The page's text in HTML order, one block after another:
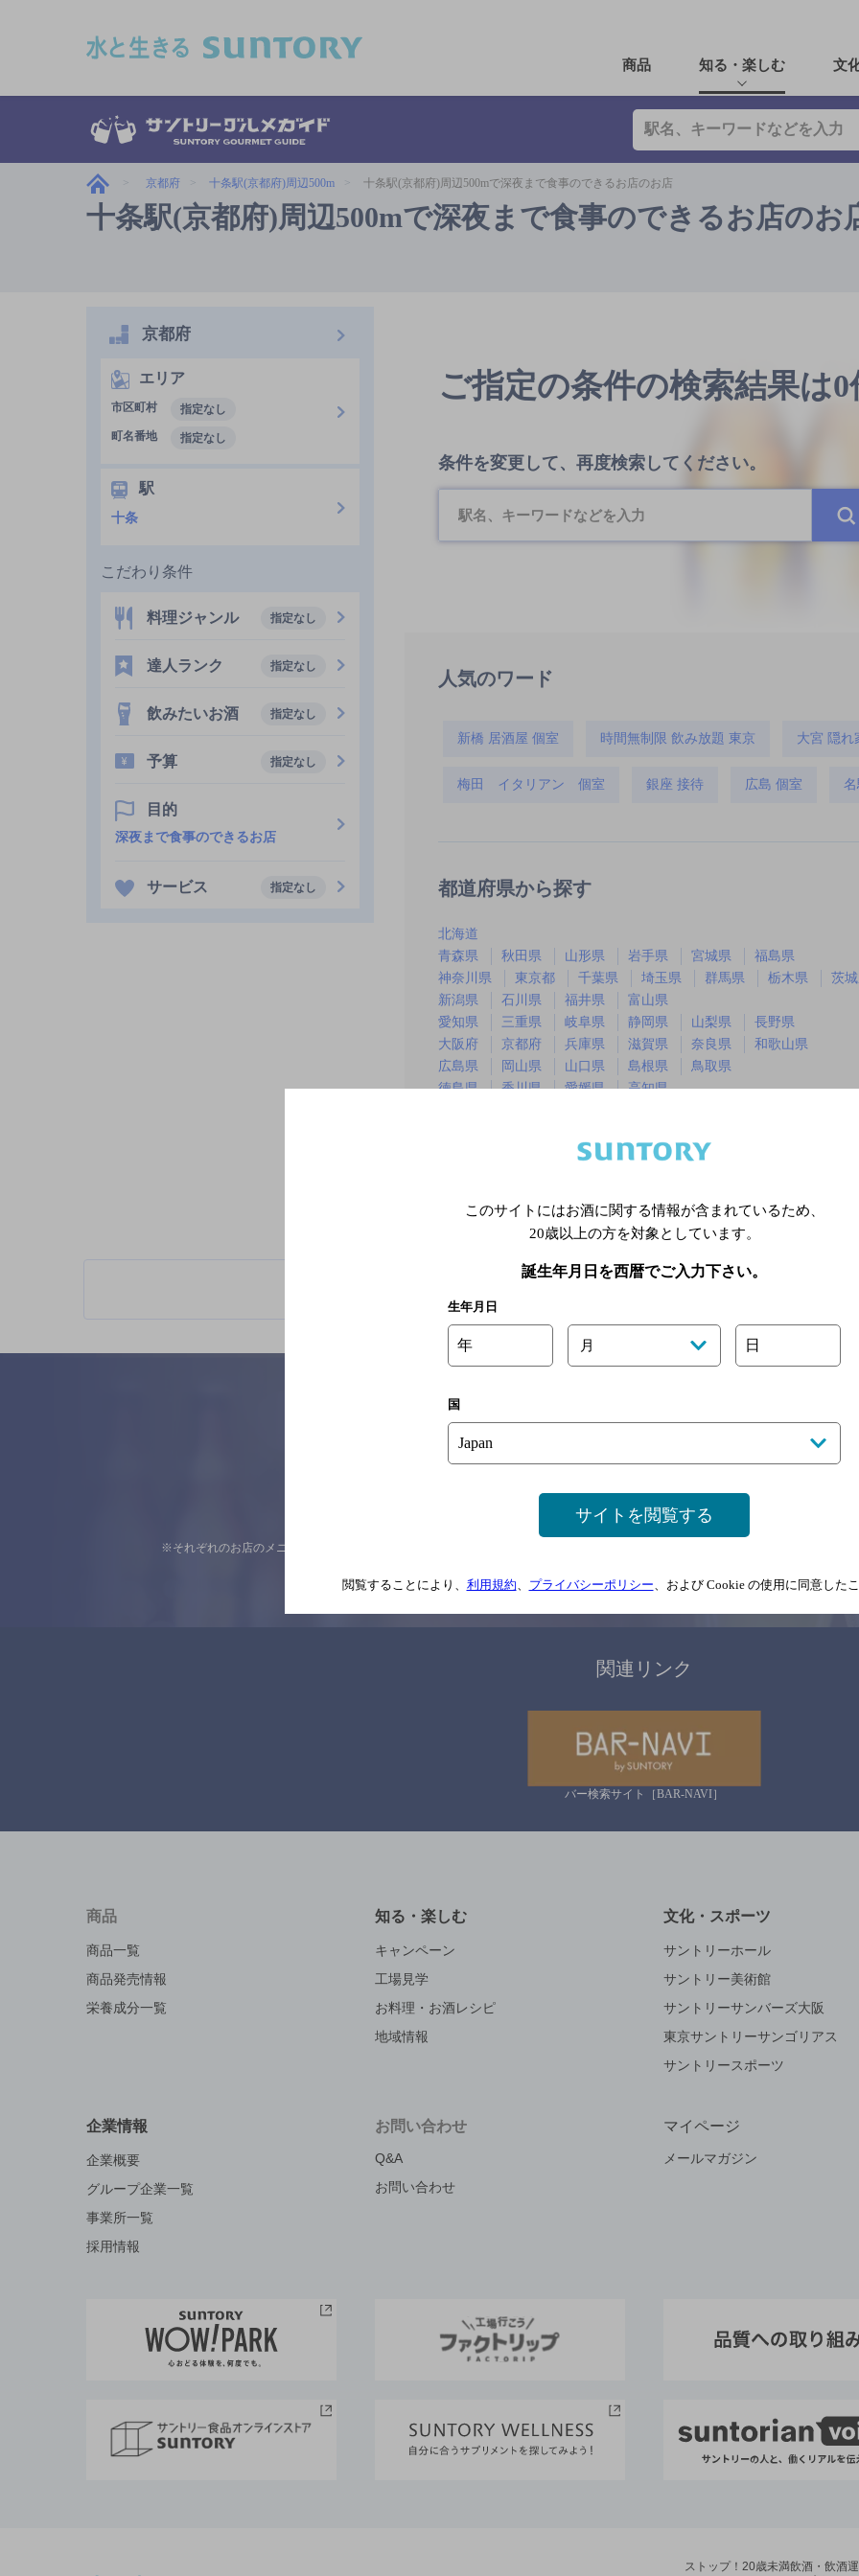
商品 知る・楽しむ 文
京都府 十条駅(京都府)周辺500m 十条駅(京都府)周辺500mで深夜まで食事のできるお店のお店
十条駅(京都府)周辺500mで深夜まで食事のできるお店のお
ご指定の条件の検索結果は0
条件を変更して、再度検索してください。
人気のワード
新橋 居酒屋 個室 時間無制限 飲み放題 東京 大宮 隠れ
梅田 イタリアン 個室 銀座 接待 広島 個室
都道府県から探す
北海道
青森県
秋田県 山形県 岩手県 宮城県
福島県
神奈川県
東京都 千葉県 埼玉県 群馬県 栃木県
茨
新潟県
石川県 福井県
富山県
愛知県
三重県 岐阜県 静岡県 山梨県
長野県
大阪府
京都府 兵庫県 滋賀県 奈良県
和歌山県
広島県
岡山県 山口県 島根県
鳥取県
徳島県
香川県 愛媛県
高知県
※店舗によりハイボール取り扱い銘
京都府
エリア
市区町村
指定なし
町名番地
指定なし
駅
十条
こだわり条件
料理ジャンル 指定なし
達人ランク 指定なし
飲みたいお酒 指定なし
予算 指定なし
目的
深夜まで食事のできるお店
サービス 指定なし
サイトマップ ご意見・ご感想 利用規約
※それぞれのお店のメニューや営業時間などの掲載情報については、 念のためお店にご確
情報提供：ぐるなび
関連リンク
バー検索サイト［BAR-NAVI］
商品
商品一覧
商品発売情報
栄養成分一覧
知る・楽しむ
キャンペーン
工場見学
お料理・お酒レシピ
地域情報
文化・スポーツ
サントリーホール
サントリー美術館
サントリーサンバーズ大阪
東京サントリーサンゴリアス
サントリースポーツ
企業情報
企業概要
グループ企業一覧
事業所一覧
採用情報
お問い合わせ
Q&A
お問い合わせ
マイページ
メールマガジン
ストップ！20歳未満飲酒・飲酒運
このサイトにはお酒に関する情報が含まれているため、
20歳以上の方を対象としています。
誕生年月日を西暦でご入力下さい。
生年月日
年 月 日
国
サイトを閲覧する
閲覧することにより、 利用規約 プライバシーポリシー 、および Cookie の使用に同意した